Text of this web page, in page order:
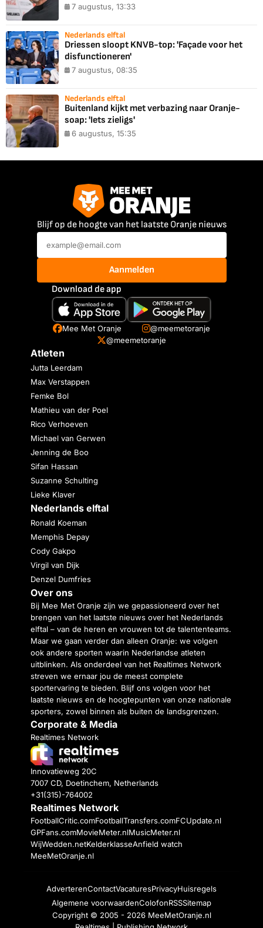
7 augustus, 13:33
Nederlands elftal
Driessen sloopt KNVB-top: 'Façade voor het
disfunctioneren'
7 augustus, 08:35
Nederlands elftal
Buitenland kijkt met verbazing naar Oranje-
soap: 'Iets zieligs'
6 augustus, 15:35
Blijf op de hoogte van het laatste Oranje nieuws
Aanmelden
Download de app
Mee Met Oranje
@meemetoranje
@meemetoranje
Atleten
Jutta Leerdam
Max Verstappen
Femke Bol
Mathieu van der Poel
Rico Verhoeven
Michael van Gerwen
Jenning de Boo
Sifan Hassan
Suzanne Schulting
Lieke Klaver
Nederlands elftal
Ronald Koeman
Memphis Depay
Cody Gakpo
Virgil van Dijk
Denzel Dumfries
Over ons
Bij Mee Met Oranje zijn we gepassioneerd over het
brengen van het laatste nieuws over het Nederlands
elftal – van de heren en vrouwen tot de talententeams.
Maar we gaan verder dan alleen Oranje: we volgen
ook andere sporten waarin Nederlandse atleten
uitblinken. Als onderdeel van het Realtimes Network
streven we ernaar jou de meest complete
sportervaring te bieden. Blijf ons volgen voor het
laatste nieuws en de hoogtepunten van onze nationale
sporters, zowel binnen als buiten de landsgrenzen.
Corporate & Media
Realtimes Network
Innovatieweg 20C
7007 CD, Doetinchem, Netherlands
+31(315)-764002
Realtimes Network
FootballCritic.comFootballTransfers.comFCUpdate.nl
GPFans.comMovieMeter.nlMusicMeter.nl
WijWedden.netKelderklasseAnfield watch
MeeMetOranje.nl
AdverterenContactVacaturesPrivacyHuisregels
Algemene voorwaardenColofonRSSSitemap
Copyright © 2005 - 2026 MeeMetOranje.nl